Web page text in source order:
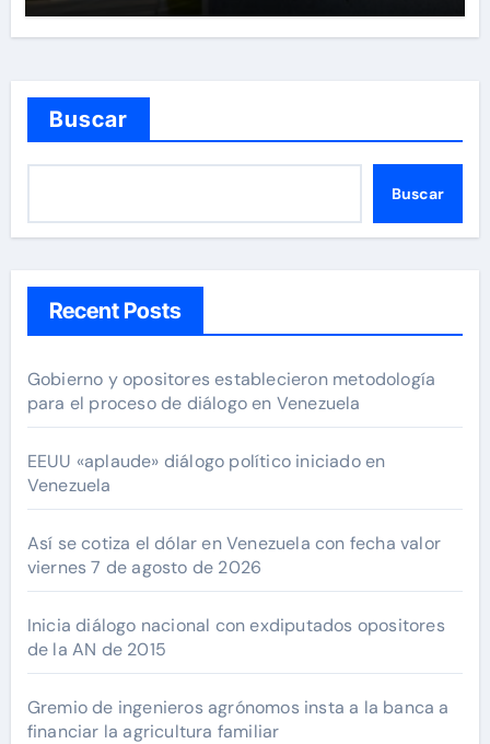
Buscar
Buscar
Recent Posts
Gobierno y opositores establecieron metodología
para el proceso de diálogo en Venezuela
EEUU «aplaude» diálogo político iniciado en
Venezuela
Así se cotiza el dólar en Venezuela con fecha valor
viernes 7 de agosto de 2026
Inicia diálogo nacional con exdiputados opositores
de la AN de 2015
Gremio de ingenieros agrónomos insta a la banca a
financiar la agricultura familiar